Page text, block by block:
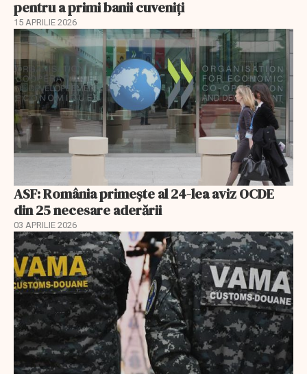
pentru a primi banii cuveniţi
15 APRILIE 2026
ASF: România primește al 24-lea aviz OCDE
din 25 necesare aderării
03 APRILIE 2026